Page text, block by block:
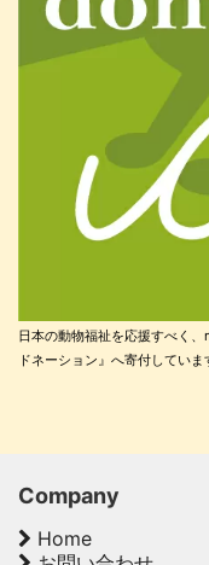
日本の動物福祉を応援すべく
ドネーション』へ寄付していま
Company
Home